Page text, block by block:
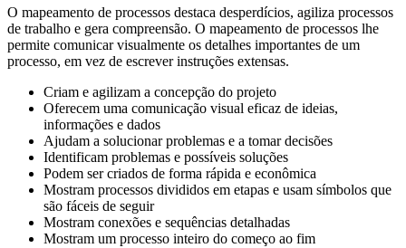
O mapeamento de processos destaca desperdícios, agiliza processos
de trabalho e gera compreensão. O mapeamento de processos lhe
permite comunicar visualmente os detalhes importantes de um
processo, em vez de escrever instruções extensas.
Criam e agilizam a concepção do projeto
Oferecem uma comunicação visual eficaz de ideias,
informações e dados
Ajudam a solucionar problemas e a tomar decisões
Identificam problemas e possíveis soluções
Podem ser criados de forma rápida e econômica
Mostram processos divididos em etapas e usam símbolos que
são fáceis de seguir
Mostram conexões e sequências detalhadas
Mostram um processo inteiro do começo ao fim